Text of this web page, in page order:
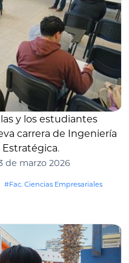
y los estudiantes
carrera de Ingeniería
.
de marzo 2026
#Fac. Ciencias Empresariales